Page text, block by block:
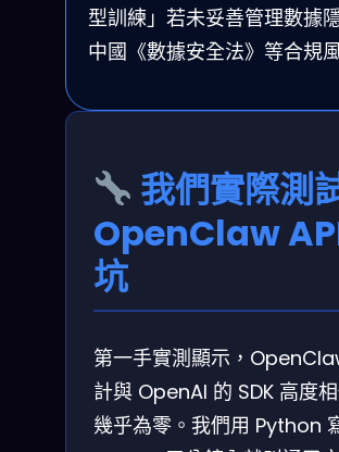
型訓練」若未妥善管理數據
中國《數據安全法》等合規
我們實際測
OpenClaw
坑
第一手實測顯示，
計與 OpenAI 的 SDK 高度
幾乎為零。我們用 Python